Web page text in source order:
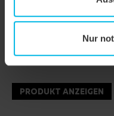
Nur
PRODUKT ANZEIGEN